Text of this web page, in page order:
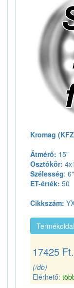
Kromag
Átmérő: 15"
Osztókör:
Szélesség: 6"
ET-érték: 50
Cikkszám:
17425 Ft.
(/db)
Elérhető: